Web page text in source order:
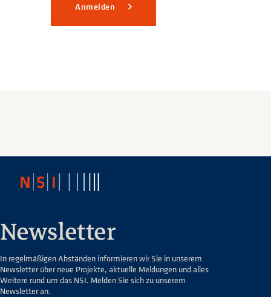
Anmelden
Newsletter
In regelmäßigen Abständen informieren wir Sie in unserem
Newsletter über neue Projekte, aktuelle Meldungen und alles
Weitere rund um das NSI. Melden Sie sich zu unserem
Newsletter an.